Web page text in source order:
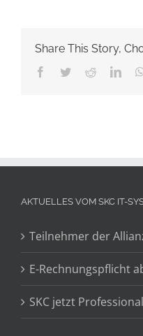
Share This Story,
Facebook
TwitterReddit
AKTUELLES VOM SKC IT-
Teilnehmer der
E-Rechnungspflicht
SKC jetzt